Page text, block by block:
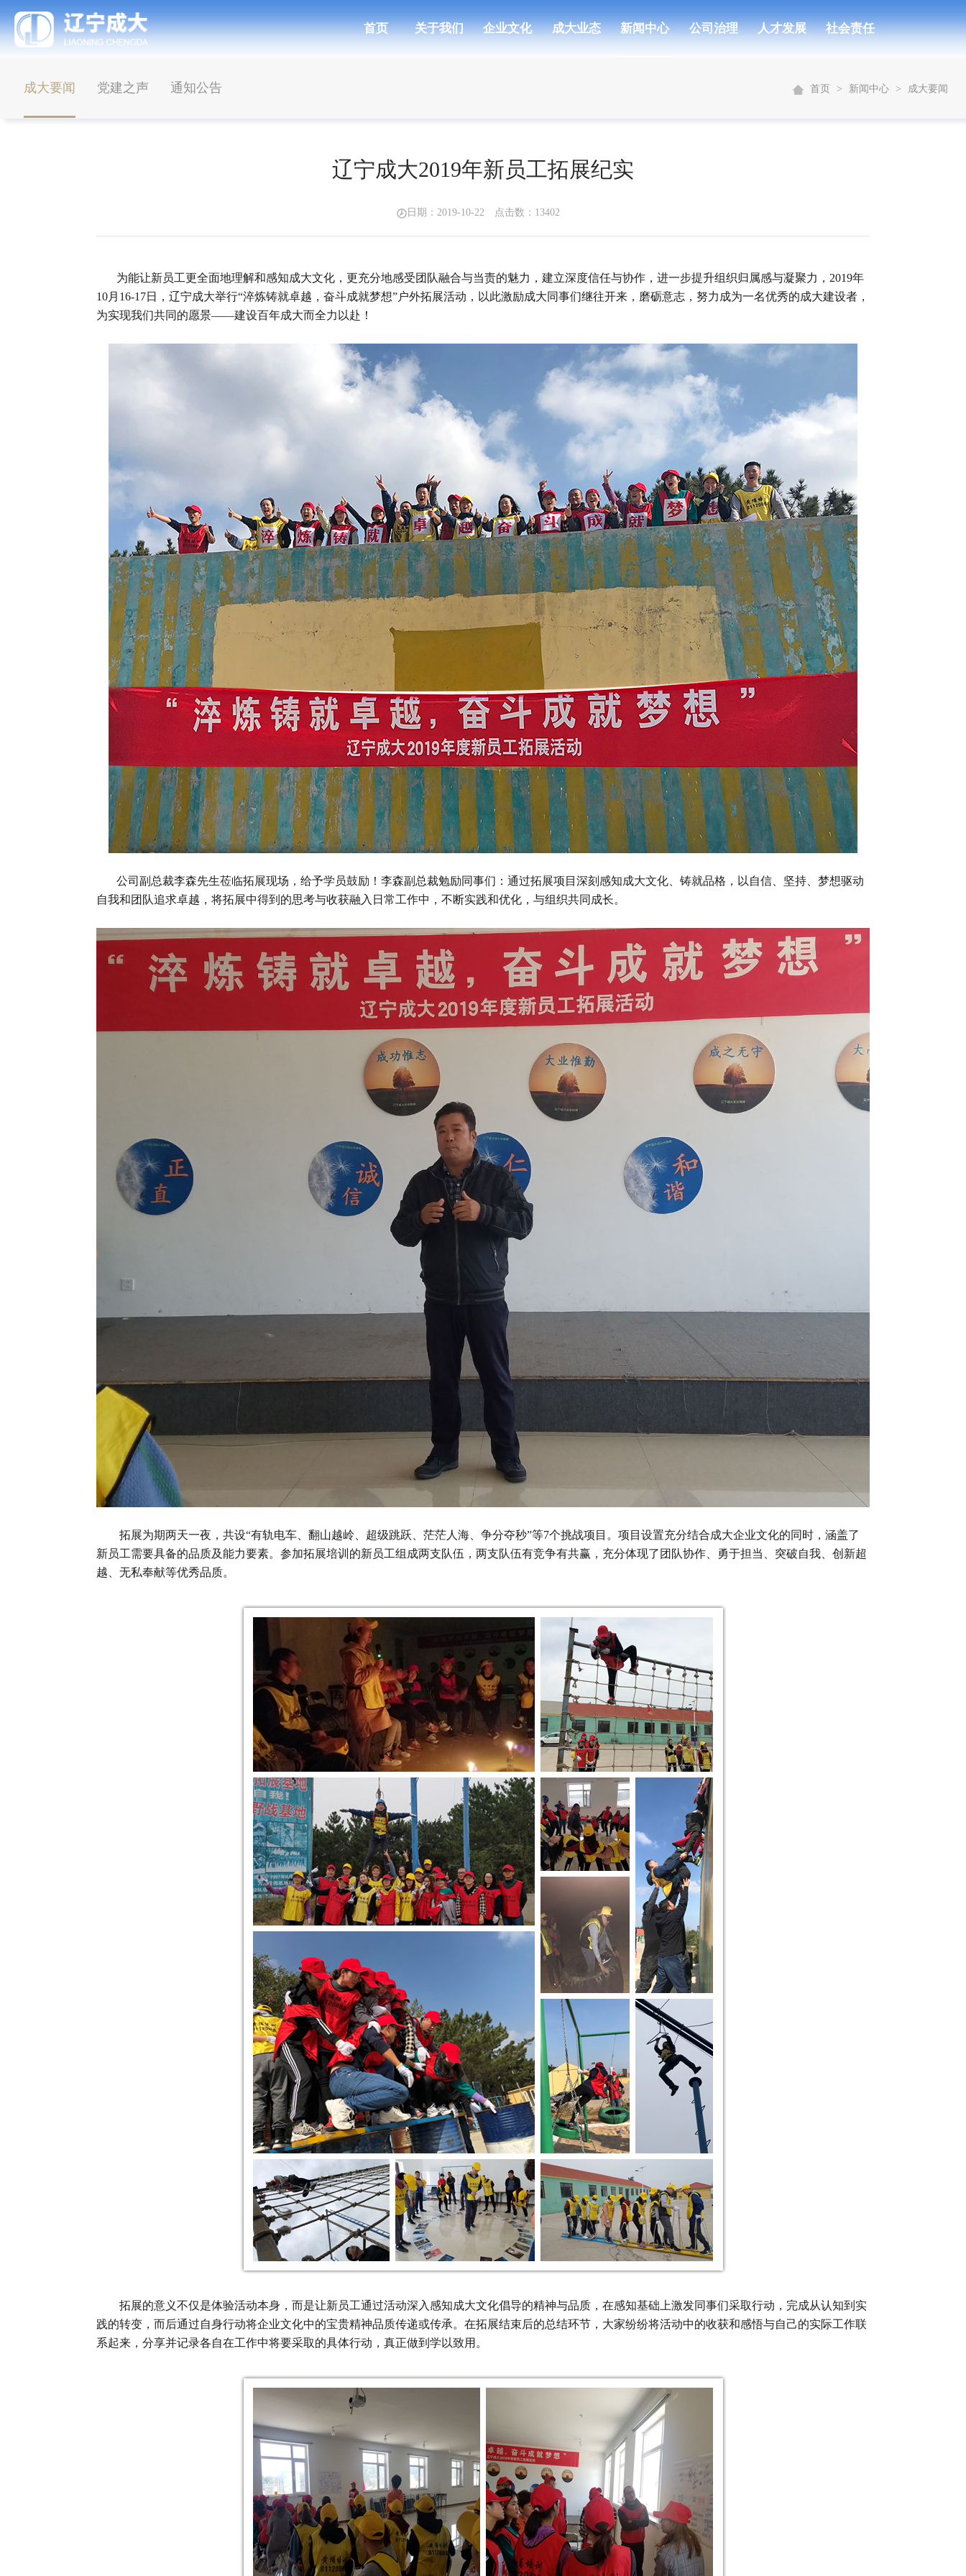
首页 关于我们 企业文化 成大业态 新闻中心 公司治理 人才发展 社会责任
成大要闻 党建之声 通知公告 首页 > 新闻中心 > 成大要闻
辽宁成大2019年新员工拓展纪实
日期：2019-10-22 点击数： 13402
为能让新员工更全面地理解和感知成大文化，更充分地感受团队融合与当责的魅力，建立深度信任与协作，进一步提升组织归属感与凝聚力，2019年
10月16-17日，辽宁成大举行“淬炼铸就卓越，奋斗成就梦想”户外拓展活动，以此激励成大同事们继往开来，磨砺意志，努力成为一名优秀的成大建设者，
为实现我们共同的愿景——建设百年成大而全力以赴！
公司副总裁李森先生莅临拓展现场，给予学员鼓励！李森副总裁勉励同事们：通过拓展项目深刻感知成大文化、铸就品格，以自信、坚持、梦想驱动
自我和团队追求卓越，将拓展中得到的思考与收获融入日常工作中，不断实践和优化，与组织共同成长。
拓展为期两天一夜，共设“有轨电车、翻山越岭、超级跳跃、茫茫人海、争分夺秒”等7个挑战项目。项目设置充分结合成大企业文化的同时，涵盖了
新员工需要具备的品质及能力要素。参加拓展培训的新员工组成两支队伍，两支队伍有竞争有共赢，充分体现了团队协作、勇于担当、突破自我、创新超
越、无私奉献等优秀品质。
拓展的意义不仅是体验活动本身，而是让新员工通过活动深入感知成大文化倡导的精神与品质，在感知基础上激发同事们采取行动，完成从认知到实
践的转变，而后通过自身行动将企业文化中的宝贵精神品质传递或传承。在拓展结束后的总结环节，大家纷纷将活动中的收获和感悟与自己的实际工作联
系起来，分享并记录各自在工作中将要采取的具体行动，真正做到学以致用。